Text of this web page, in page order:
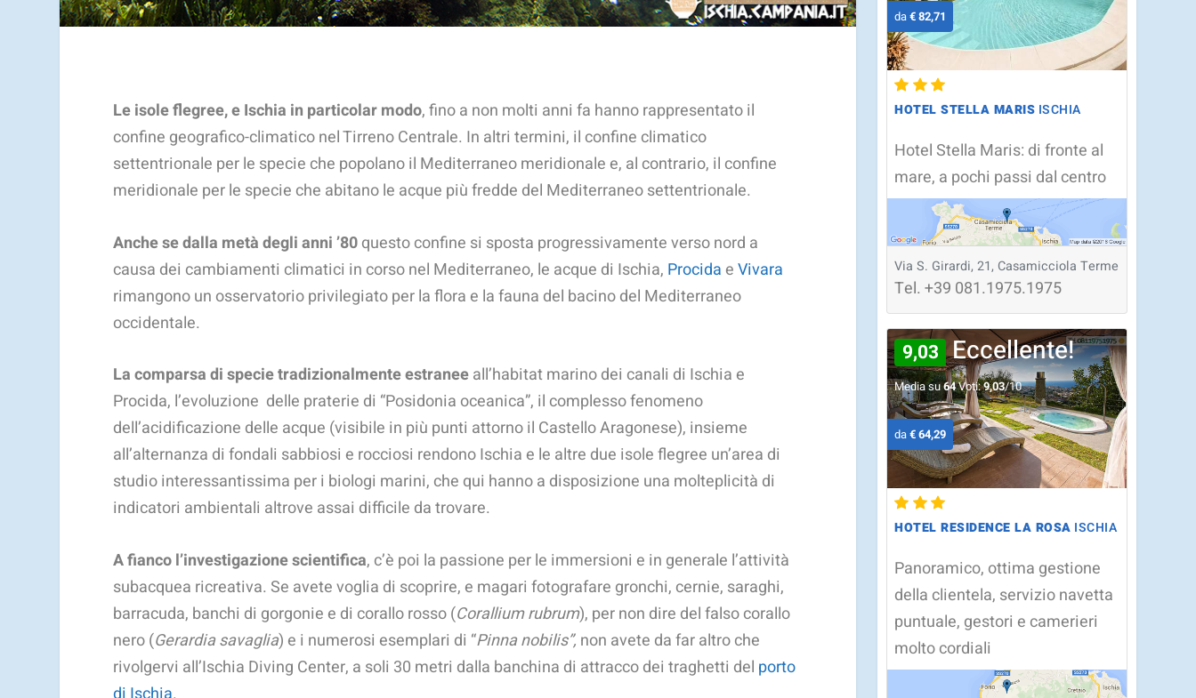
Le isole flegree, e Ischia in particolar modo, fino a non molti anni fa hanno rappresentato il
confine geografico-climatico nel Tirreno Centrale. In altri termini, il confine climatico
settentrionale per le specie che popolano il Mediterraneo meridionale e, al contrario, il confine
meridionale per le specie che abitano le acque più fredde del Mediterraneo settentrionale.
Anche se dalla metà degli anni ’80questo confine si sposta progressivamente verso nord a
causa dei cambiamenti climatici in corso nel Mediterraneo, le acque di Ischia, Procida eVivara
rimangono un osservatorio privilegiato per la flora e la fauna del bacino del Mediterraneo
occidentale.
La comparsa di specie tradizionalmente estraneeall’habitat marino dei canali di Ischia e
Procida, l’evoluzione delle praterie di “Posidonia oceanica”, il complesso fenomeno
dell’acidificazione delle acque (visibile in più punti attorno il Castello Aragonese), insieme
all’alternanza di fondali sabbiosi e rocciosi rendono Ischia e le altre due isole flegree un’area di
studio interessantissima per i biologi marini, che qui hanno a disposizione una molteplicità di
indicatori ambientali altrove assai difficile da trovare.
A fianco l’investigazione scientifica, c’è poi la passione per le immersioni e in generale l’attività
subacquea ricreativa. Se avete voglia di scoprire, e magari fotografare gronchi, cernie, saraghi,
barracuda, banchi di gorgonie e di corallo rosso (Corallium rubrum), per non dire del falso corallo
nero (Gerardia savaglia) e i numerosi esemplari di “Pinna nobilis”, non avete da far altro che
rivolgervi all’Ischia Diving Center, a soli 30 metri dalla banchina di attracco dei traghetti del porto
da€ 82,71
HOTEL STELLA MARIS ISCHIA
Hotel Stella Maris: di fronte al
mare, a pochi passi dal centro
Via S. Girardi, 21, Casamicciola Terme
Tel.+39 081.1975.1975
9,03 Eccellente!
Media su64Voti:9,03/10
da€ 64,29
HOTEL RESIDENCE LA ROSA ISCHIA
Panoramico, ottima gestione
della clientela, servizio navetta
puntuale, gestori e camerieri
molto cordiali